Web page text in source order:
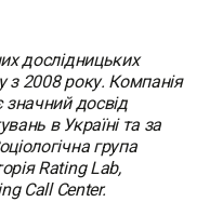
дослідницьких
з 2008 року. Компанія
значний досвід
в Україні та за
група
Rating Lab,
Call Center.